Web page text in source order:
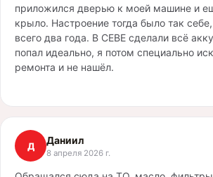
приложился дверью к моей машине и
крыло. Настроение тогда было так
всего два года. В CEBE сделали всё
попал идеально, я потом специально
ремонта и не нашёл.
Д Даниил
8 апреля 2026 г.